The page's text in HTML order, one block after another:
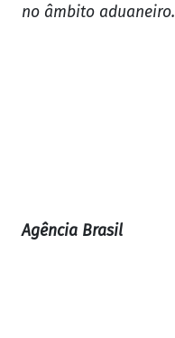
no âmbito aduaneiro.
Agência Brasil